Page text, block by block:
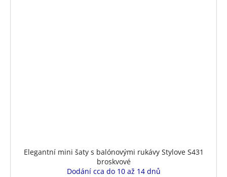
Elegantní mini šaty s balónovými rukávy Stylove S431
broskvové
Dodání cca do 10 až 14 dnů